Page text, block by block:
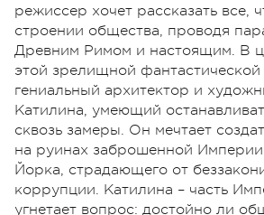
режиссер хочет рассказать все,
строении общества, проводя
Древним Римом и настоящим. В
этой зрелищной фантастической
гениальный архитектор и
Катилина, умеющий
сквозь замеры. Он мечтает
на руинах заброшенной
Йорка, страдающего от
коррупции. Катилина – часть
угнетает вопрос: достойно ли